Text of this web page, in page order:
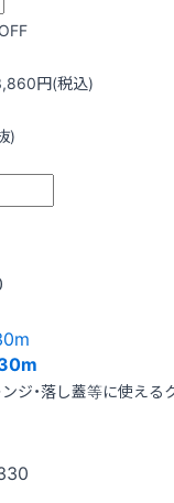
円(税込)
)
ジ・落し蓋等に使える